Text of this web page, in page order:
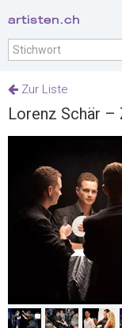
artisten.ch
Zur Liste
Lorenz Schär –